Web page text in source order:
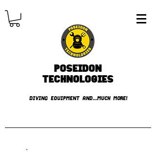
Poseidon
TECHNOLOGIES
DIVING EQUIPMENT AND...MUCH MORE!